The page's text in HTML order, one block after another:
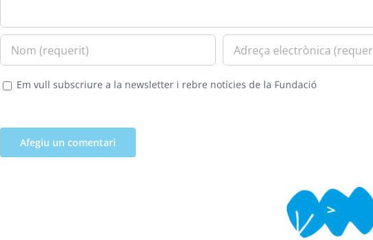
Em vull subscriure a la newsletter i rebre notícies de la Fundació